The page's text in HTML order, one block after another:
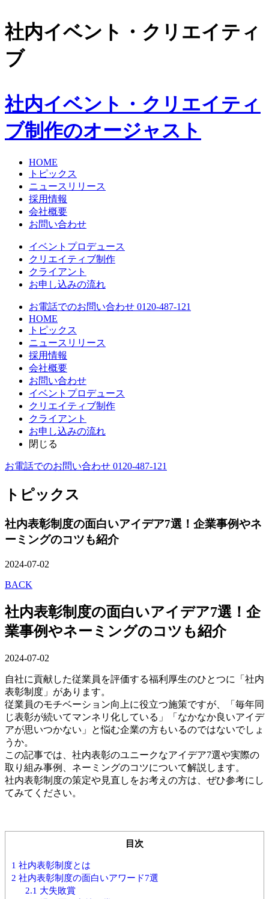
社内イベント・クリエイティ
ブ
社内イベント・クリエイティ
ブ制作のオージャスト
HOME
トピックス
ニュースリリース
採用情報
会社概要
お問い合わせ
イベントプロデュース
クリエイティブ制作
クライアント
お申し込みの流れ
お電話でのお問い合わせ 0120-487-121
HOME
トピックス
ニュースリリース
採用情報
会社概要
お問い合わせ
イベントプロデュース
クリエイティブ制作
クライアント
お申し込みの流れ
閉じる
お電話でのお問い合わせ 0120-487-121
トピックス
社内表彰制度の面白いアイデア7選！企業事例やネ
ーミングのコツも紹介
2024-07-02
BACK
社内表彰制度の面白いアイデア7選！企
業事例やネーミングのコツも紹介
2024-07-02
自社に貢献した従業員を評価する福利厚生のひとつに「社内
表彰制度」があります。
従業員のモチベーション向上に役立つ施策ですが、「毎年同
じ表彰が続いてマンネリ化している」「なかなか良いアイデ
アが思いつかない」と悩む企業の方もいるのではないでしょ
うか。
この記事では、社内表彰のユニークなアイデア7選や実際の
取り組み事例、ネーミングのコツについて解説します。
社内表彰制度の策定や見直しをお考えの方は、ぜひ参考にし
てみてください。
目次
1 社内表彰制度とは
2 社内表彰制度の面白いアワード7選
2.1 大失敗賞